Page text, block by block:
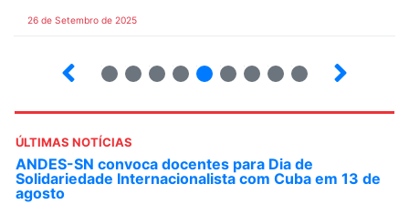
26 de Setembro de 2025
ÚLTIMAS NOTÍCIAS
ANDES-SN convoca docentes para Dia de
Solidariedade Internacionalista com Cuba em 13 de
agosto